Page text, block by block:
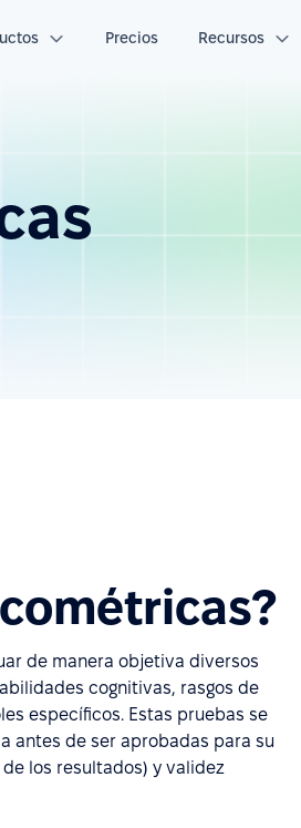
Precios Recursos
de manera objetiva diversos
cognitivas, rasgos de
específicos. Estas pruebas se
antes de ser aprobadas para su
los resultados) y validez